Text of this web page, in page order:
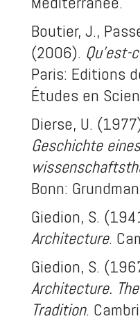
Boutier, J.,
(2006). Qu'est-
Paris: Editions
Études en
Dierse, U.
Geschichte
Bonn:
Giedion, S.
Architecture.
Giedion, S.
Architecture.
Tradition.